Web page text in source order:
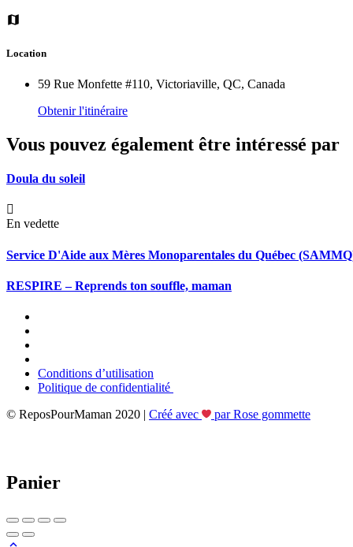
Location
59 Rue Monfette #110, Victoriaville, QC, Canada
Obtenir l'itinéraire
Vous pouvez également être intéressé par
Doula du soleil
En vedette
Service D'Aide aux Mères Monoparentales du Québec
RESPIRE – Reprends ton souffle, maman
Conditions d’utilisation
Politique de confidentialité
© ReposPourMaman 2020 | Créé avec par Rose gommette
Panier